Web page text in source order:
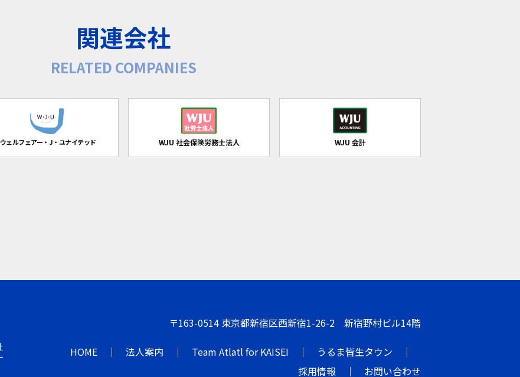
関連会社
RELATED COMPANIES
ウェルフェアー・J・ユナイテッド WJU 社会保険労務士法人 WJU 会計
〒163-0514 東京都新宿区西新宿1-26-2 新宿野村ビル14階
HOME 法人案内 Team Atlatl for KAISEI
うるま皆生タウン
採用情報
お問い合わせ